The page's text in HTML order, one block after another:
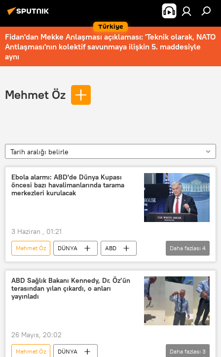
Türkiye
Fidan'dan Mekke Anlaşması açıklaması: 'Teknik olarak, NATO
Antlaşması'nın kolektif savunmaya ilişkin 5. maddesiyle
aynı
Mehmet Öz
Tarih aralığı belirle
Ebola alarmı: ABD'de Dünya Kupası
öncesi bazı havalimanlarında tarama
merkezleri kurulacak
3 Haziran , 01:21
Mehmet Öz DÜNYA
ABD
Kenya
Gine
FIFA
Dünya Kupası
Daha fazlası 4
ABD Sağlık Bakanı Kennedy, Dr. Öz’ün
terasından yılan çıkardı, o anları
yayınladı
26 Mayıs, 20:02
Mehmet Öz
DÜNYA
Daha fazlası 3